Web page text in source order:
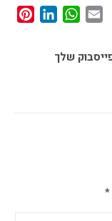
Facebook
Email
שלך
*